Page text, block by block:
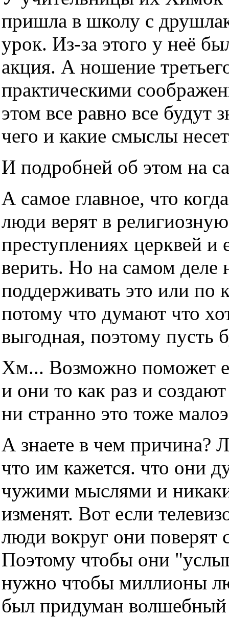
пришла в школу с
урок. Из-за этого у неё
акция. А ношение
практическими
этом все равно все будут
чего и какие смыслы
И подробней об этом на
А самое главное, что
люди верят в
преступлениях церквей и
верить. Но на самом деле
поддерживать это или по
потому что думают что
выгодная, поэтому пусть
Хм... Возможно поможет
и они то как раз и
ни странно это тоже
А знаете в чем причина?
что им кажется. что они
чужими мыслями и
изменят. Вот если
люди вокруг они поверят
Поэтому чтобы они
нужно чтобы миллионы
был придуман волшебный